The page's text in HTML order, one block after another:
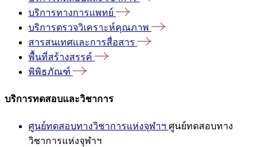
บริการทางการแพทย์
บริการตรวจวิเคราะห์คุณภาพ
สารสนเทศและการสื่อสาร
พื้นที่สร้างสรรค์
พิพิธภัณฑ์
บริการทดสอบและวิชาการ
ศูนย์ทดสอบทางวิชาการแห่งจุฬาฯ ศูนย์ทดสอบทาง
วิชาการแห่งจุฬาฯ